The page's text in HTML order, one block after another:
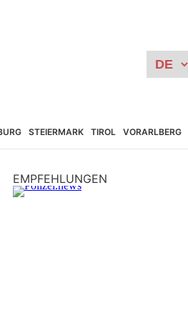
STEIER­MARK TIROL VORARL­BERG
EMPFEHLUNGEN